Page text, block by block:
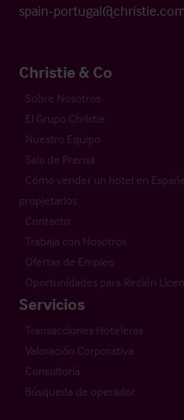
spain-
Christie & Co
Sobre Nosotros
El Grupo Christie
Nuestro Equipo
Sala de Prensa
Cómo vender un hotel en
propietarios
Contacto
Trabaja con Nosotros
Ofertas de Empleo
Oportunidades para Recién
Servicios
Transacciones Hoteleras
Valoración Corporativa
Consultoría
Búsqueda de operador